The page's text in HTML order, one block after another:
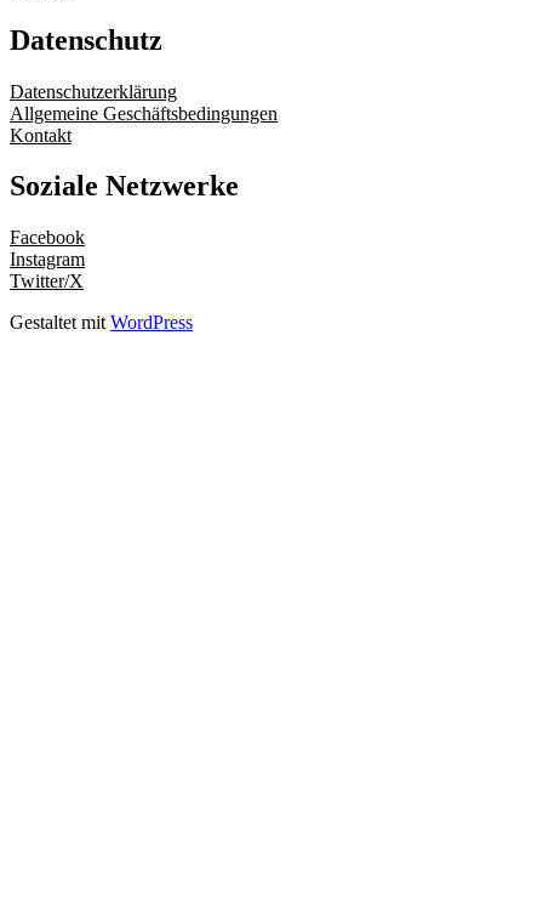
Datenschutz
Datenschutzerklärung
Allgemeine Geschäftsbedingungen
Kontakt
Soziale Netzwerke
Facebook
Instagram
Twitter/X
Gestaltet mit WordPress